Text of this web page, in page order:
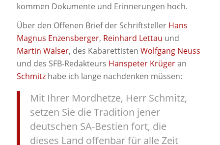
kommen Dokumente und Erinnerungen hoch.
Über den Offenen Brief der Schriftsteller Hans
Magnus Enzensberger, Reinhard Lettau und
Martin Walser, des Kabarettisten Wolfgang Neuss
und des SFB-Redakteurs Hanspeter Krügeran
Schmitzhabe ich lange nachdenken müssen:
Mit Ihrer Mordhetze, Herr Schmitz,
setzen Sie die Tradition jener
deutschen SA-Bestien fort, die
dieses Land offenbar für alle Zeit